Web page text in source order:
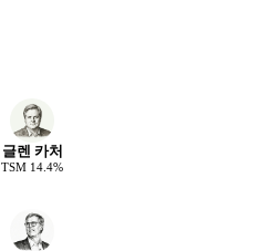
글렌 카처
TSM 14.4%